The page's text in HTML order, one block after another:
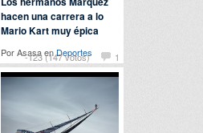
-123 (147 votos) 1
hacen una carrera a lo
Mario Kart muy épica
Por Asasa enDeportes